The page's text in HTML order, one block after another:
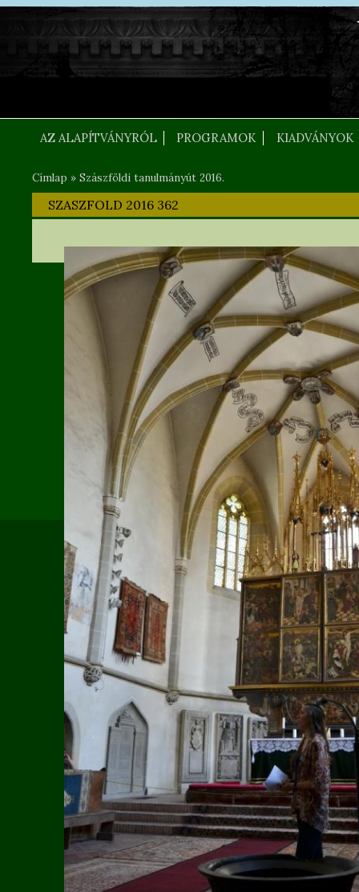
Ugrás a tartalomra
FEJLEC SZOVEG
AZ ALAPÍTVÁNYRÓL PROGRAMOK KIADVÁNYOK
Jelenlegi hely
Címlap » Szászföldi tanulmányút 2016.
SZASZFOLD 2016 362